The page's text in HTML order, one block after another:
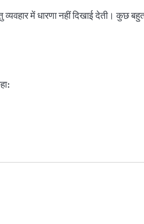
में धारणा नहीं दिखाई देती। कुछ